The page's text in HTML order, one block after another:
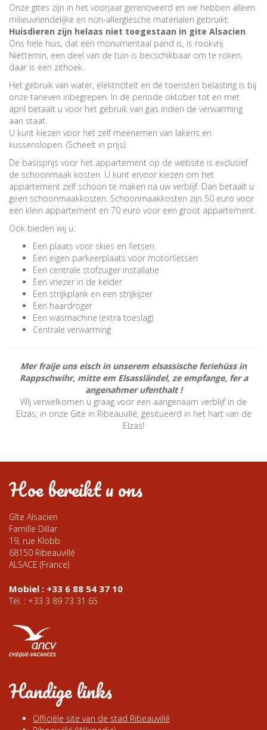
Onze gites zijn in het voorjaar gerenoveerd en we hebben alleen
milieuvriendelijke en non-allergiesche materialen gebruikt.
Huisdieren zijn helaas niet toegestaan in gite Alsacien
Ons hele huis, dat een monumentaal pand is, is rookvrij.
Niettemin, een deel van de tuin is becschikbaar om te roken,
daar is een zithoek.
Het gebruik van water, elektriciteit en de toeristen belasting is bij
onze tarieven inbegrepen. In de periode oktober tot en met
april betaalt u voor het gebruik van gas indien de verwarming
aan staat.
U kunt kiezen voor het zelf meenemen van lakens en
kussenslopen. (Scheelt in prijs).
De basisprijs voor het appartement op de website is exclusief
de schoonmaak kosten. U kunt ervoor kiezen om het
appartement zelf schoon te maken na uw verblijf. Dan betaalt u
geen schoonmaakkosten. Schoonmaakkosten zijn 50 euro voor
een klein appartement en 70 euro voor een groot appartement.
Ook bieden wij u:
Een plaats voor skies en fietsen
Een eigen parkeerplaats voor motorfietsen
Een centrale stofzuiger installatie
Een vriezer in de kelder
Een strijkplank en een strijkijzer
Een haardroger
Een wasmachine (extra toeslag)
Centrale verwarming
Mer fraije uns eisch in unserem elsassische feriehüss in
Rappschwihr, mitte em Elsassländel, ze empfange, fer a
angenahmer ufenthalt !
Wij verwelkomen u graag voor een aangenaam verblijf in de
Elzas, in onze Gite in Ribeauvillé, gesitueerd in het hart van de
Elzas!
Hoe bereikt u ons
Gîte Alsacien
Famille Dillar
19, rue Klobb
68150 Ribeauvillé
ALSACE (France)
Mobiel : +33 6 88 54 37 10
Tél. : +33 3 89 73 31 65
Handige links
Officiële site van de stad Ribeauvillé